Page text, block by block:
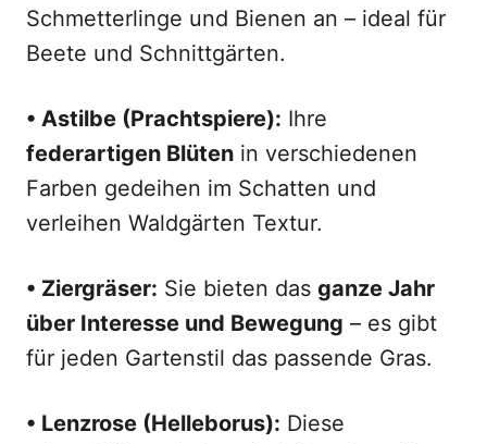
Schmetterlinge und Bienen an – ideal für
Beete und Schnittgärten.
• Astilbe (Prachtspiere): Ihre
federartigen Blüten in verschiedenen
Farben gedeihen im Schatten und
verleihen Waldgärten Textur.
• Ziergräser: Sie bieten das ganze Jahr
über Interesse und Bewegung – es gibt
für jeden Gartenstil das passende Gras.
• Lenzrose (Helleborus): Diese